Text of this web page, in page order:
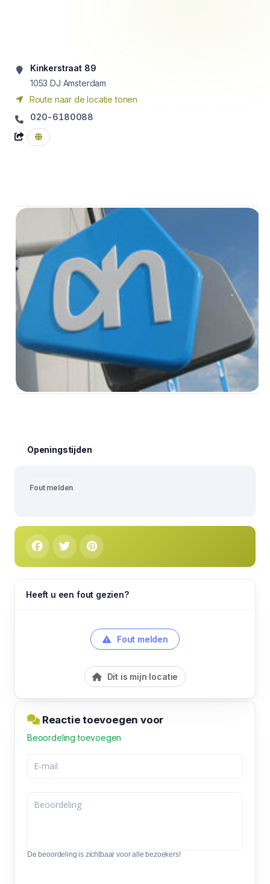
Kinkerstraat 89
1053 DJ Amsterdam
Route naar de locatie tonen
020-6180088
Openingstijden
Fout melden
Heeft u een fout gezien?
Fout melden
Dit is mijn locatie
Reactie toevoegen voor
Beoordeling toevoegen
De beoordeling is zichtbaar voor alle bezoekers!